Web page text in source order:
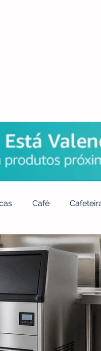
Café
TRES Electrolux
Cadence
Black Friday